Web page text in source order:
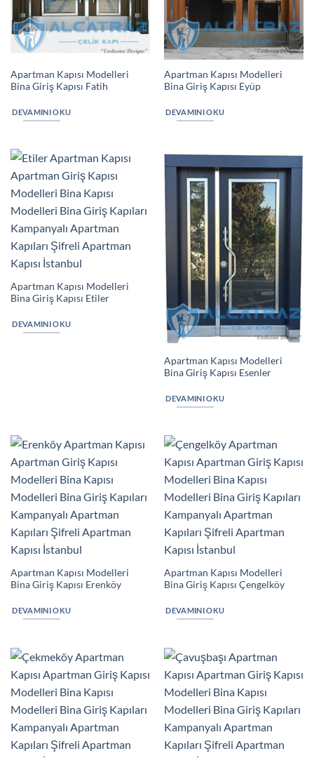
Apartman Kapısı Modelleri
Bina Giriş Kapısı Fatih
DEVAMINI OKU
Apartman Kapısı Modelleri
Bina Giriş Kapısı Eyüp
DEVAMINI OKU
Apartman Kapısı Modelleri
Bina Giriş Kapısı Etiler
DEVAMINI OKU
Apartman Kapısı Modelleri
Bina Giriş Kapısı Esenler
DEVAMINI OKU
Apartman Kapısı Modelleri
Bina Giriş Kapısı Erenköy
DEVAMINI OKU
Apartman Kapısı Modelleri
Bina Giriş Kapısı Çengelköy
DEVAMINI OKU